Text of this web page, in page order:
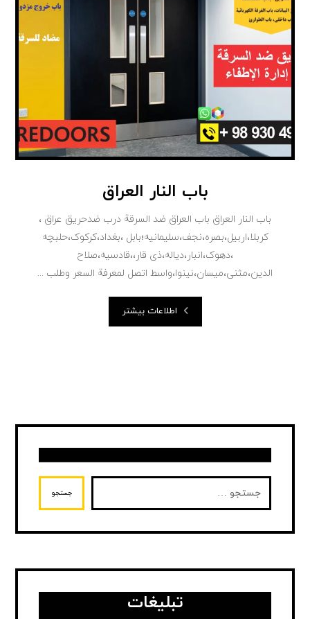
باب النار العراق
باب النار العراق باب العراق ضد السرقة درب ضدحریق عراق ،
کربلا،اربیل،بصره،نجف،سلیمانیه؛بابل ،بغداد،کرکوک،حلبچه
،دهوک،انبار،دیاله،ذی قار،،قادسیه،صلاح
الدین،مثنی،میسان،نینوا،واسط اتصل لمعرفة السعر وطلب ...
اطلاعات بیشتر
جستجو
تبلیغات